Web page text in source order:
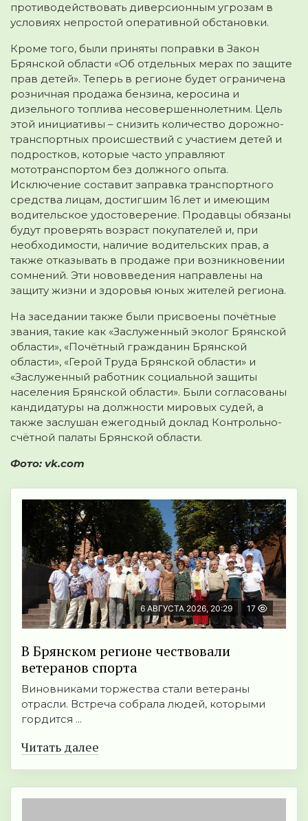
противодействовать диверсионным угрозам в
условиях непростой оперативной обстановки.
Кроме того, были приняты поправки в Закон
Брянской области «Об отдельных мерах по защите
прав детей». Теперь в регионе будет ограничена
розничная продажа бензина, керосина и
дизельного топлива несовершеннолетним. Цель
этой инициативы – снизить количество дорожно-
транспортных происшествий с участием детей и
подростков, которые часто управляют
мототранспортом без должного опыта.
Исключение составит заправка транспортного
средства лицам, достигшим 16 лет и имеющим
водительское удостоверение. Продавцы обязаны
будут проверять возраст покупателей и, при
необходимости, наличие водительских прав, а
также отказывать в продаже при возникновении
сомнений. Эти нововведения направлены на
защиту жизни и здоровья юных жителей региона.
На заседании также были присвоены почётные
звания, такие как «Заслуженный эколог Брянской
области», «Почётный гражданин Брянской
области», «Герой Труда Брянской области» и
«Заслуженный работник социальной защиты
населения Брянской области». Были согласованы
кандидатуры на должности мировых судей, а
также заслушан ежегодный доклад Контрольно-
счётной палаты Брянской области.
Фото: vk.com
6 АВГУСТА 2026, 20:29 17
В Брянском регионе чествовали
ветеранов спорта
Виновниками торжества стали ветераны
отрасли. Встреча собрала людей, которыми
гордится ...
Читать далее